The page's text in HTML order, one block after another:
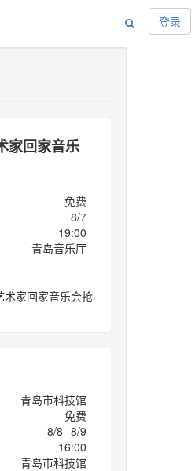
登录
家回家音乐
免费
8/7
19:00
青岛音乐厅
术家回家音乐会抢
青岛市科技馆
免费
8/8--8/9
16:00
青岛市科技馆